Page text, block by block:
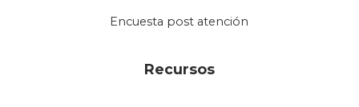
Encuesta post atención
Recursos